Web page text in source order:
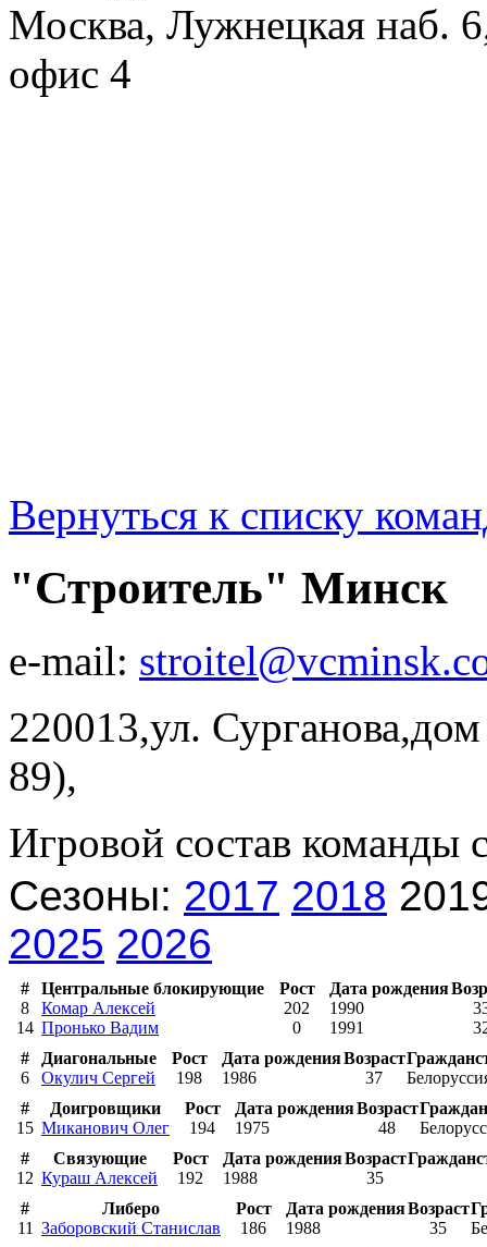
Москва, Лужнецкая наб.
офис 4
Вернуться к списку
"Строитель" Минск
e-mail:
220013,ул.
89),
Игровой состав команды
Сезоны: 2017 2018
2025 2026
# Центральные блокирующие Рост Дата рождения
8
Комар Алексей 202 1990
14 Пронько Вадим 0 1991
#
Диагональные Рост Дата рожденияВозраст
6
Окулич Сергей 198 1986 37
#
Доигровщики Рост Дата рожденияВозраст
15 Миканович Олег 194 1975 48
#
Связующие Рост Дата рожденияВозраст
12 Кураш Алексей 192 1988
35
#
Либеро Рост Дата рожденияВозраст
11 Заборовский Станислав 186 1988 35